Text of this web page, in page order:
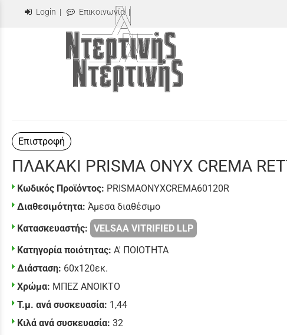
Login | Επικοινωνία|
Επιστροφή
ΠΛΑΚΑΚΙ PRISMA ONYX CREMA
Κωδικός Προϊόντος: PRISMAONYXCREMA60120R
Διαθεσιμότητα: Άμεσα διαθέσιμο
Κατασκευαστής: VELSAA VITRIFIED LLP
Κατηγορία ποιότητας: Α' ΠΟΙΟΤΗΤΑ
Διάσταση: 60x120εκ.
Χρώμα: ΜΠΕΖ ΑΝΟΙΚΤΟ
Τ.μ. ανά συσκευασία: 1,44
Κιλά ανά συσκευασία: 32